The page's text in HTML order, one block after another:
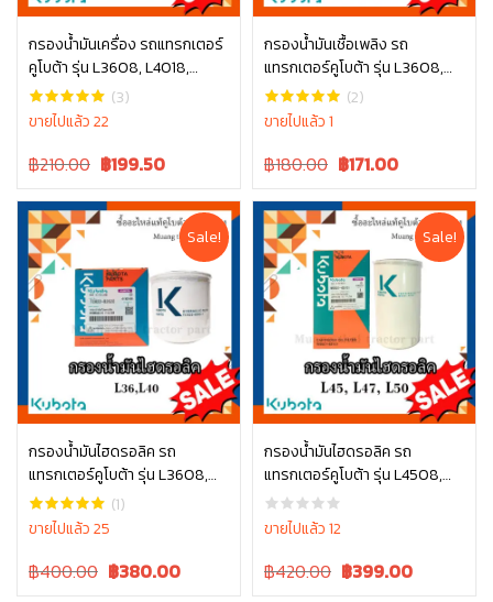
กรองน้ำมันเครื่อง รถแทรกเตอร์
คูโบต้า รุ่น L3608, L4018,
L4508, L4708, L5018, M6040
, W9501-31070B
(3)
ขายไปแล้ว 22
Original
was:
฿210.00.
฿210.00 Current
is:
฿210.00.
฿199.50
หยิบใส่ตะกร้า
กรองน้ำมันเชื้อเพลิง รถ
แทรกเตอร์คูโบต้า รุ่น L3608,
L4018, L4508, L4708, L5018,
M6040 W9501-21010B
(2)
ขายไปแล้ว 1
Original
was:
฿180.00.
฿180.00 Current
is:
฿180.00.
฿171.00
หยิบใส่ตะกร้า
Sale!
กรองน้ำมันไฮดรอลิค รถ
แทรกเตอร์คูโบต้า รุ่น L3608,
L4018 , TC822-82620
(1)
ขายไปแล้ว 25
Original
฿400.00 Current
฿380.00
หยิบใส่ตะกร้า
Sale!
กรองน้ำมันไฮดรอลิค รถ
แทรกเตอร์คูโบต้า รุ่น L4508,
L4708, L5018 , W9501-45101
ขายไปแล้ว 12
Original
฿420.00 Current
฿399.00
หยิบใส่ตะกร้า